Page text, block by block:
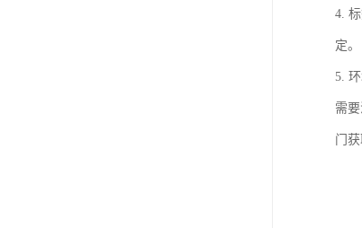
4.
定。
5.
需
门获